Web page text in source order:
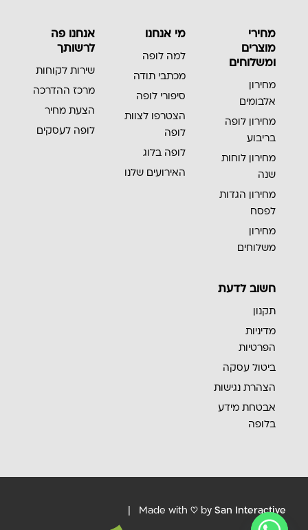
מחירי
מוצרים
ומשלוחים
מחירון
אלבומים
מחירון לופה
בריבוע
מחירון לוחות
שנה
מחירון הגדות
לפסח
מחירון
משלוחים
מי אנחנו
למה לופה
מכתבי תודה
סיפורי לופה
הצטרפו לצוות
לופה
לופה בלוג
האירועים שלנו
אנחנו פה
לרשותך
שירות לקוחות
מרכז ההדרכה
הצעת מחיר
לופה לעסקים
חשוב לדעת
תקנון
מדיניות
הפרטיות
ביטול עסקה
הצהרת נגישות
אבטחת מידע
בלופה
Made with ♡ by San Interactive